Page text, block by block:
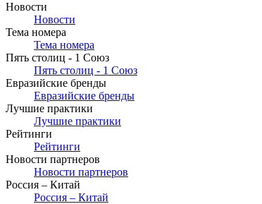
Новости
Новости
Тема номера
Тема номера
Пять столиц - 1 Союз
Пять столиц - 1 Союз
Евразийские бренды
Евразийские бренды
Лучшие практики
Лучшие практики
Рейтинги
Рейтинги
Новости партнеров
Новости партнеров
Россия – Китай
Россия – Китай